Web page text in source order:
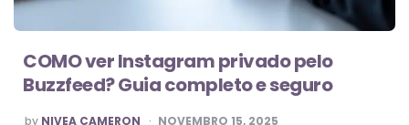
COMO ver Instagram privado pelo
Buzzfeed? Guia completo e seguro
POSTED
by NIVEA CAMERON NOVEMBRO 15, 2025